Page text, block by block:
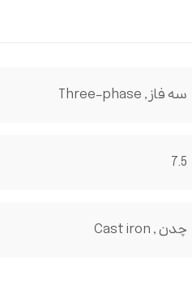
سه فاز , Three-phase
7.5
چدن , Cast iron